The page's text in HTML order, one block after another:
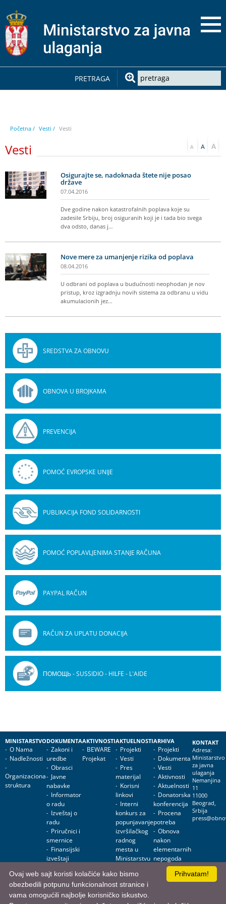
PRETRAGA
Početna / Vesti / Vesti
Vesti
Osigurajte se, nadoknada štete nije posao
države
07.04.2016
Dve godine nakon katastrofalnih poplava koje su
zadesile Srbiju, broj osiguranih koji je i tada bio svega
dva odsto, danas j…
Nove mere za umanjenje rizika od poplava
08.04.2016
U odbrani od poplava u budućnosti neophodan je nov
pristup, kroz izgradnju novih sistema za odbranu u vidu
akumulacionih jez…
SREDSTVA ZA OBNOVU
OBNOVA U BROJKAMA
PREVENCIJA
POMOĆ EVROPSKE UNIJE
PUBLIKACIJA FOND SOLIDARNOSTI
POMOĆ POPLAVLJENIMA STANJE RAČUNA
PAYPAL RAČUN
RAČUN ZA UPLATU DONACIJA
ПОМОЩЬ - SUSSIDIO - HILFE - L'AIDE
MINISTARSTVO
O Nama
Nadležnosti
Organizaciona
struktura
DOKUMENTA
Zakoni i
uredbe
Obrasci
Javne
nabavke
Informator
o radu
Izveštaj o
radu
Priručnici i
smernice
Finansijski
izveštaji
AKTIVNOSTI
BEWARE
Projekat
AKTUELNOSTI
Projekti
Vesti
Pres
materijal
Korisni
linkovi
Interni
konkurs za
popunjavanje
izvršilačkog
radnog
mesta u
Ministarstvu
ulaganja
ARHIVA
Projekti
Dokumenta
Vesti
Aktivnosti
Aktuelnosti
Donatorska
konferencija
Procena
potreba
Obnova
nakon
elementarnih
nepogoda
Obnova
objekata
KONTAKT
Adresa:
Ministarstvo
za javna
ulaganja
Nemanjina
11
11000
Beograd,
Srbija
Prihvatam!
Ovaj web sajt koristi kolačiće kako bismo
obezbedili potpunu funkcionalnost stranice i
vama omogućili najbolje korisničko iskustvo.